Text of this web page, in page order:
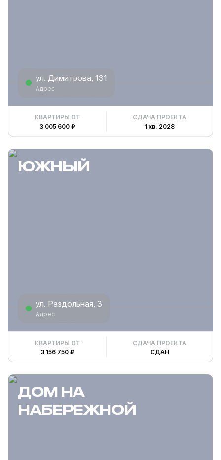
ул. Димитрова, 131
Адрес
КВАРТИРЫ ОТ
3 005 600 ₽
СДАЧА ПРОЕКТА
1 кв. 2028
ЮЖНЫЙ
ул. Раздольная, 3
Адрес
КВАРТИРЫ ОТ
3 156 750 ₽
СДАЧА ПРОЕКТА
СДАН
ДОМ НА
НАБЕРЕЖНОЙ